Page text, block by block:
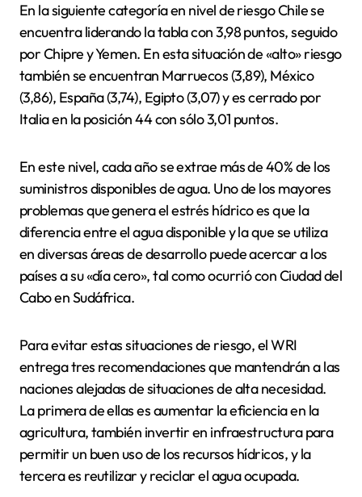
En la siguiente categoría en nivel de riesgo Chile se
encuentra liderando la tabla con 3,98 puntos, seguido
por Chipre y Yemen. En esta situación de «alto» riesgo
también se encuentran Marruecos (3,89), México
(3,86), España (3,74), Egipto (3,07) y es cerrado por
Italia en la posición 44 con sólo 3,01 puntos.
En este nivel, cada año se extrae más de 40% de los
suministros disponibles de agua. Uno de los mayores
problemas que genera el estrés hídrico es que la
diferencia entre el agua disponible y la que se utiliza
en diversas áreas de desarrollo puede acercar a los
países a su «día cero», tal como ocurrió con Ciudad del
Cabo en Sudáfrica.
Para evitar estas situaciones de riesgo, el WRI
entrega tres recomendaciones que mantendrán a las
naciones alejadas de situaciones de alta necesidad.
La primera de ellas es aumentar la eficiencia en la
agricultura, también invertir en infraestructura para
permitir un buen uso de los recursos hídricos, y la
tercera es reutilizar y reciclar el agua ocupada.